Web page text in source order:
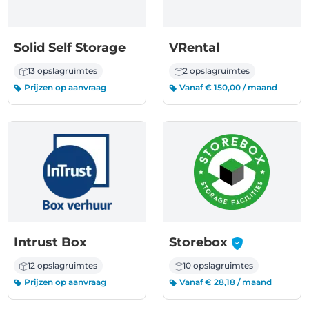
Solid Self Storage
13 opslagruimtes
Prijzen op aanvraag
VRental
2 opslagruimtes
Vanaf € 150,00 / maand
Intrust Box
12 opslagruimtes
Prijzen op aanvraag
Storebox -
10 opslagruimtes
Vanaf € 28,18 / maand